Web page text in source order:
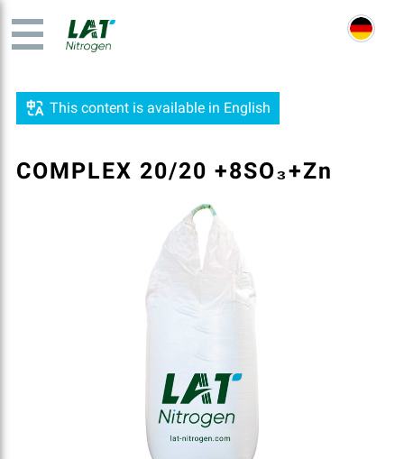
This content is available in English
COMPLEX 20/20 +8SO₃+Zn